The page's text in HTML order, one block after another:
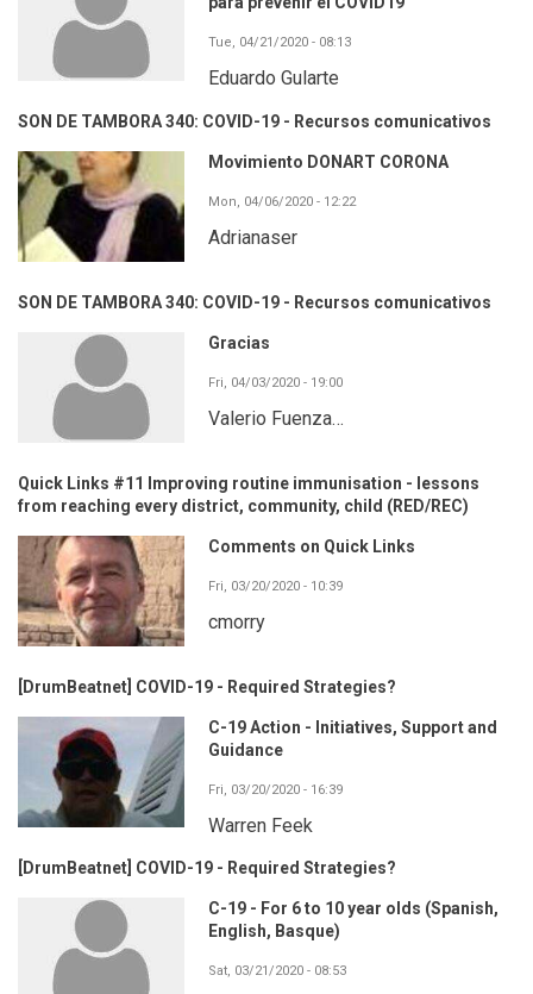
Tue, 04/21/2020 - 08:13
Eduardo Gularte
SON DE TAMBORA 340: COVID-19 - Recursos comunicativos
Movimiento DONART CORONA
Mon, 04/06/2020 - 12:22
Adrianaser
SON DE TAMBORA 340: COVID-19 - Recursos comunicativos
Gracias
Fri, 04/03/2020 - 19:00
Valerio Fuenza…
Quick Links #11 Improving routine immunisation - lessons
from reaching every district, community, child (RED/REC)
Comments on Quick Links
Fri, 03/20/2020 - 10:39
cmorry
[DrumBeatnet] COVID-19 - Required Strategies?
C-19 Action - Initiatives, Support and
Guidance
Fri, 03/20/2020 - 16:39
Warren Feek
[DrumBeatnet] COVID-19 - Required Strategies?
C-19 - For 6 to 10 year olds (Spanish,
English, Basque)
Sat, 03/21/2020 - 08:53